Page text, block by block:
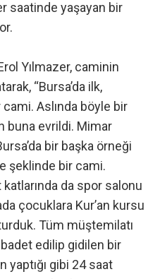
saatinde yaşayan bir
Yılmazer, caminin
“Bursa’da ilk,
cami. Aslında böyle bir
buna evrildi. Mimar
bir başka örneği
şeklinde bir cami.
da spor salonu
çocuklara Kur’an kursu
Tüm müştemilatı
edilip gidilen bir
yaptığı gibi 24 saat